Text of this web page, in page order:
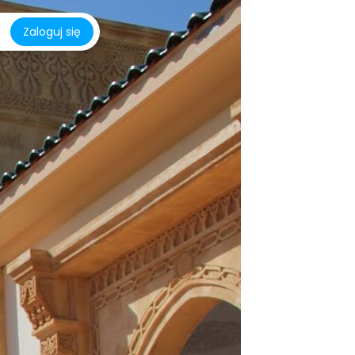
Zaloguj się